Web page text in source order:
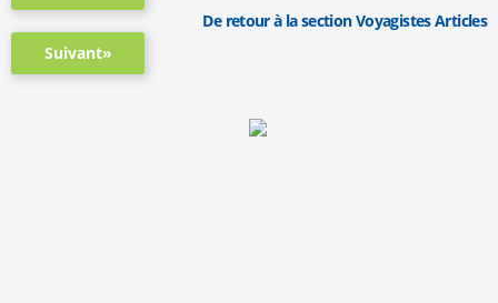
Suivant»
De retour à la section Voyagistes Articles